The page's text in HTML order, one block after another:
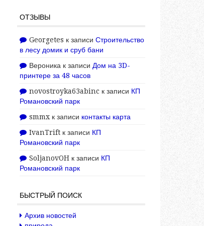
ОТЗЫВЫ
Georgetes к записи Строительство
в лесу домик и сруб бани
Вероника к записи Дом на 3D-
принтере за 48 часов
novostroyka63abinc к записи КП
Романовский парк
smmx к записи контакты карта
IvanTrift к записи КП
Романовский парк
SoljanovOH к записи КП
Романовский парк
БЫСТРЫЙ ПОИСК
Архив новостей